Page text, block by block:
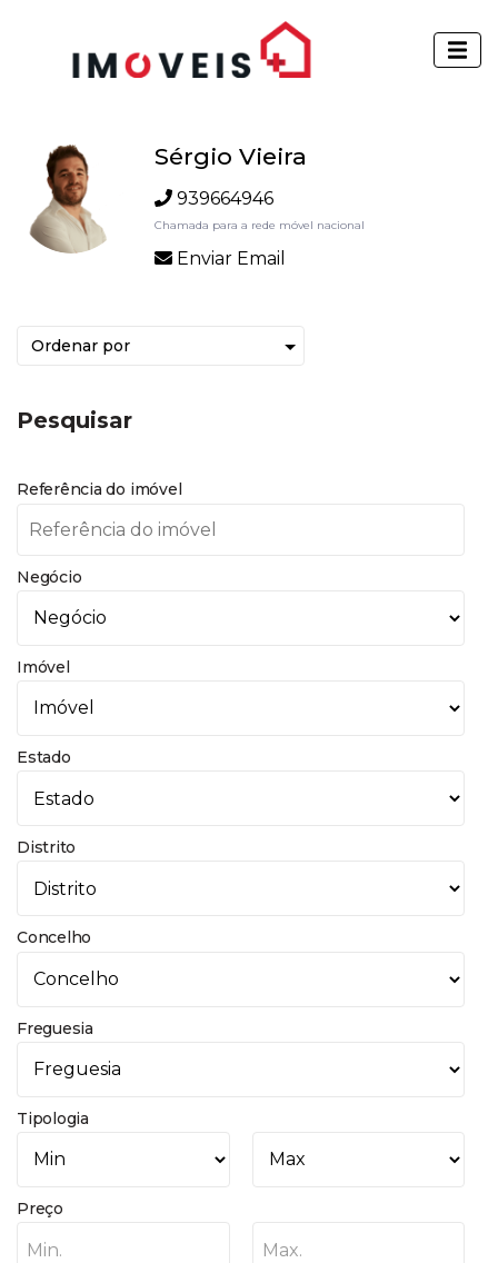
Sérgio Vieira
939664946
Chamada para a rede móvel nacional
Enviar Email
Pesquisar
Referência do imóvel
Negócio
Imóvel
Estado
Distrito
Concelho
Freguesia
Tipologia
Preço
Min. Max.